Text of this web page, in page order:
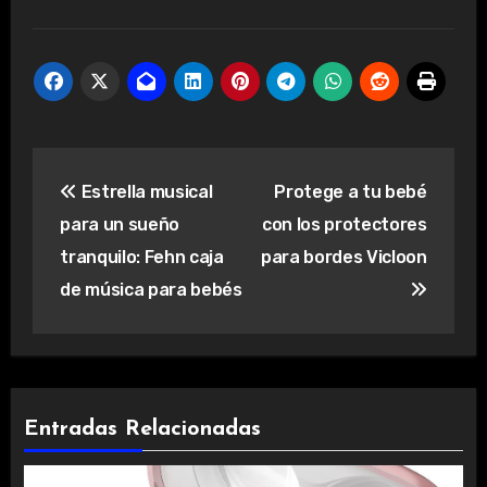
de
entradas
Estrella musical
para un sueño
tranquilo: Fehn caja
de música para bebés
Protege a tu bebé
con los protectores
para bordes Vicloon
Entradas Relacionadas